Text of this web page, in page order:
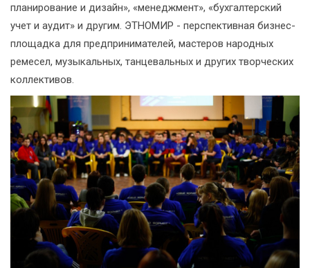
планирование и дизайн», «менеджмент», «бухгалтерский
учет и аудит» и другим. ЭТНОМИР - перспективная бизнес-
площадка для предпринимателей, мастеров народных
ремесел, музыкальных, танцевальных и других творческих
коллективов.